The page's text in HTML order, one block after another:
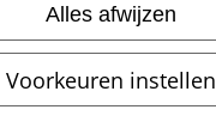
Alles afwijzen
Voorkeuren instellen